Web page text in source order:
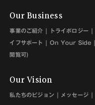
Our Business
事業のご紹介 トライボロジー
イフサポート On Your Side
閲覧可)
Our Vision
私たちのビジョン メッセージ